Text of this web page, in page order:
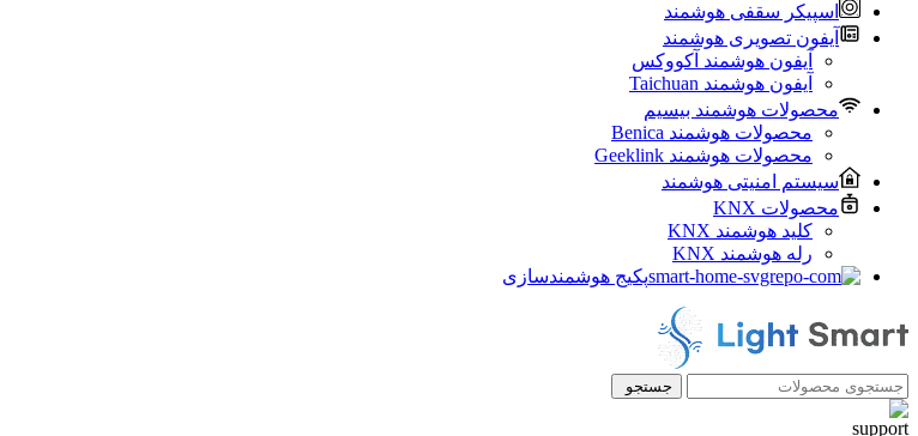
اسپیکر سقفی هوشمند
آیفون تصویری هوشمند
آيفون هوشمند آکووکس
آیفون هوشمند Taichuan
محصولات هوشمند بیسیم
محصولات هوشمند Benica
محصولات هوشمند Geeklink
سیستم امنیتی هوشمند
محصولات KNX
کلید هوشمند KNX
رله هوشمند KNX
پکیج هوشمندسازی
جستجو